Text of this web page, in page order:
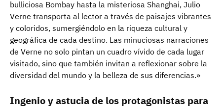
bulliciosa Bombay hasta la misteriosa Shanghai, Julio
Verne transporta al lector a través de paisajes vibrantes
y coloridos, sumergiéndolo en la riqueza cultural y
geográfica de cada destino. Las minuciosas narraciones
de Verne no solo pintan un cuadro vívido de cada lugar
visitado, sino que también invitan a reflexionar sobre la
diversidad del mundo y la belleza de sus diferencias.»
Ingenio y astucia de los protagonistas para